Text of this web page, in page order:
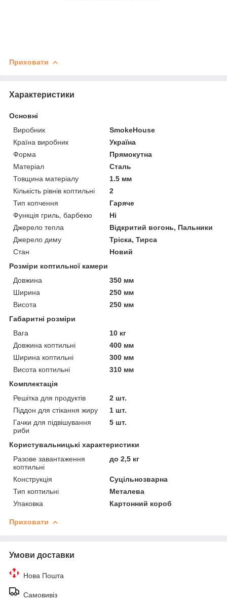
Приховати
Характеристики
Основні
Виробник
SmokeHouse
Країна виробник
Україна
Форма
Прямокутна
Матеріал
Сталь
Товщина матеріалу
1.5 мм
Кількість рівнів коптильні
2
Тип копчення
Гаряче
Функція гриль, барбекю
Ні
Джерело тепла
Відкритий вогонь, Пальники
Джерело диму
Тріска, Тирса
Стан
Новий
Розміри коптильної камери
Довжина
350 мм
Ширина
250 мм
Висота
250 мм
Габаритні розміри
Вага
10 кг
Довжина коптильні
400 мм
Ширина коптильні
300 мм
Висота коптильні
310 мм
Комплектація
Решітка для продуктів
2 шт.
Піддон для стікання жиру
1 шт.
Гачки для підвішування
риби
5 шт.
Користувальницькі характеристики
Разове завантаження
коптильні
до 2,5 кг
Конструкція
Суцільнозварна
Тип коптильні
Металева
Упаковка
Картонний короб
Приховати
Умови доставки
Нова Пошта
Самовивіз